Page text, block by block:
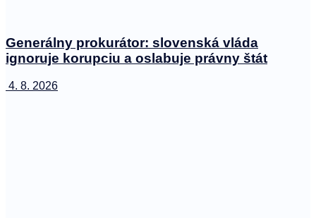
Generálny prokurátor: slovenská vláda
ignoruje korupciu a oslabuje právny štát
4. 8. 2026